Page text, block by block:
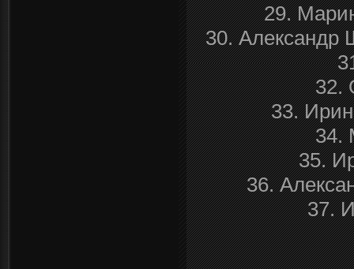
29.
30. Александр
32.
33.
34.
35.
36.
37.